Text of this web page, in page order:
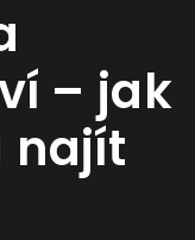
– jak
najít